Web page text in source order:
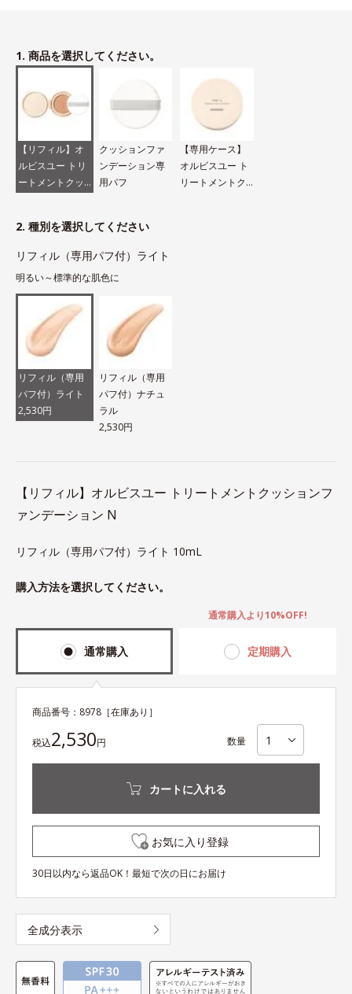
1. 商品を選択してください。
【リフィル】オ
ルビスユー トリ
ートメントクッ
クッションファ
ンデーション専
用パフ
【専用ケース】
オルビスユー ト
リートメントク
2. 種別を選択してください
リフィル（専用パフ付）ライト
明るい～標準的な肌色に
リフィル（専用
パフ付）ライト
2,530円
リフィル（専用
パフ付）ナチュ
ラル
2,530円
【リフィル】オルビスユー トリートメントクッションフ
ァンデーション N
リフィル（専用パフ付）ライト 10mL
購入方法を選択してください。
通常購入 定期購入
通常購入より10%OFF!
商品番号： 8978 ［在庫あり］
税込2,530円 数量
カートに入れる
お気に入り登録
30日以内なら返品OK！最短で次の日にお届け
全成分表示